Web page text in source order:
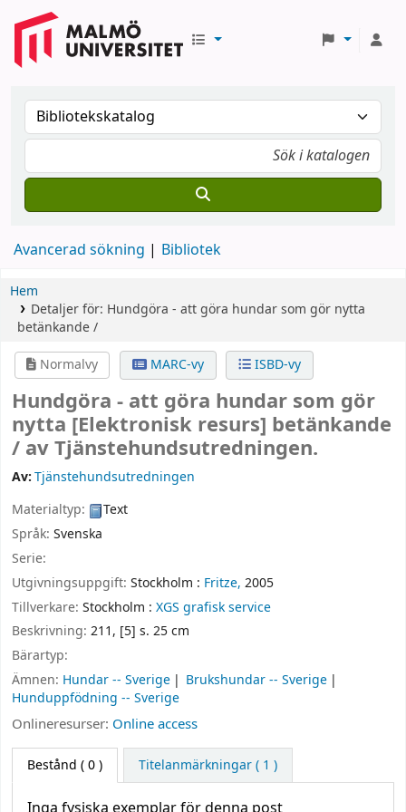
Avancerad sökning Bibliotek
Hem
Detaljer för: Hundgöra - att göra hundar som gör nytta
betänkande /
Normalvy
MARC-vy ISBD-vy
Hundgöra - att göra hundar som gör
nytta [Elektronisk resurs] betänkande
/ av Tjänstehundsutredningen.
Av:Tjänstehundsutredningen
Materialtyp:
Text
Språk: Svenska
Serie:
Utgivningsuppgift: Stockholm : Fritze, 2005
Tillverkare: Stockholm : XGS grafisk service
Beskrivning: 211, [5] s. 25 cm
Bärartyp:
Ämnen: Hundar -- Sverige
Brukshundar -- Sverige
Hunduppfödning -- Sverige
Onlineresurser: Online access
Bestånd ( 0 ) Titelanmärkningar ( 1 )